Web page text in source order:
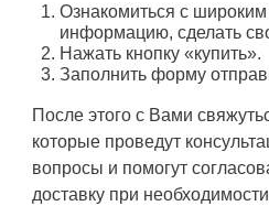
Ознакомиться с
информацию, сделать
Нажать кнопку «купить».
Заполнить форму
После этого с Вами
которые проведут
вопросы и помогут
доставку при